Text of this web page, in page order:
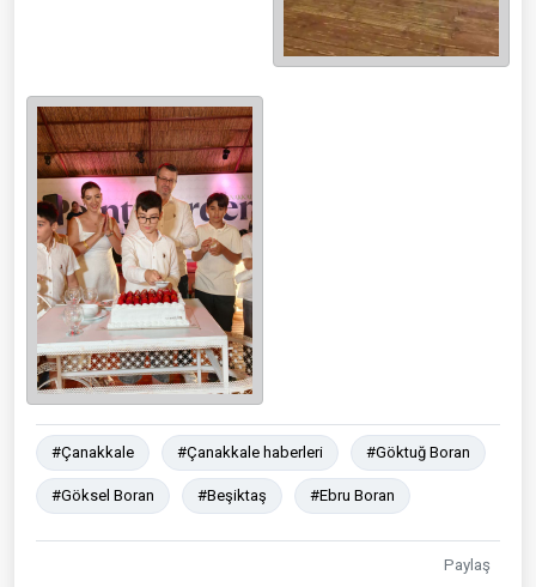
#Çanakkale #Çanakkale haberleri #Göktuğ Boran
#Göksel Boran #Beşiktaş #Ebru Boran
Paylaş